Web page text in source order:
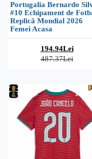
Portugalia Bernardo
#10 Echipament de
Replică Mondial 2026
Femei Acasa
194.94Lei
487.37Lei